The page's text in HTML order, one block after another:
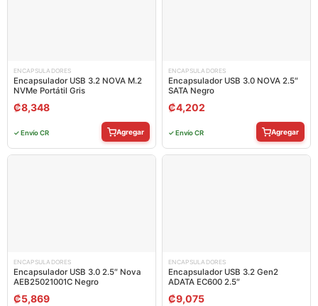
ENCAPSULADORES
Encapsulador USB 3.2 NOVA M.2
NVMe Portátil Gris
₡8,348
✓ Envío CR Agregar
ENCAPSULADORES
Encapsulador USB 3.0 NOVA 2.5″
SATA Negro
₡4,202
✓ Envío CR Agregar
ENCAPSULADORES
Encapsulador USB 3.0 2.5″ Nova
AEB25021001C Negro
₡5,869
ENCAPSULADORES
Encapsulador USB 3.2 Gen2
ADATA EC600 2.5″
₡9,075